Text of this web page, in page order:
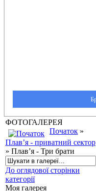
ФОТОГАЛЕРЕЯ
Початок »
Плав’я - приватний сектор
» Плав’я - Три брати
До оглядової сторінки
категорії
Моя галерея